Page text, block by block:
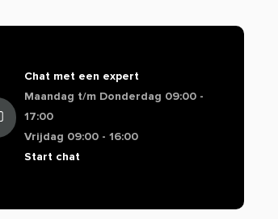
Chat met een expert
Maandag t/m Donderdag 09:00 -
17:00
Vrijdag 09:00 - 16:00
Start chat